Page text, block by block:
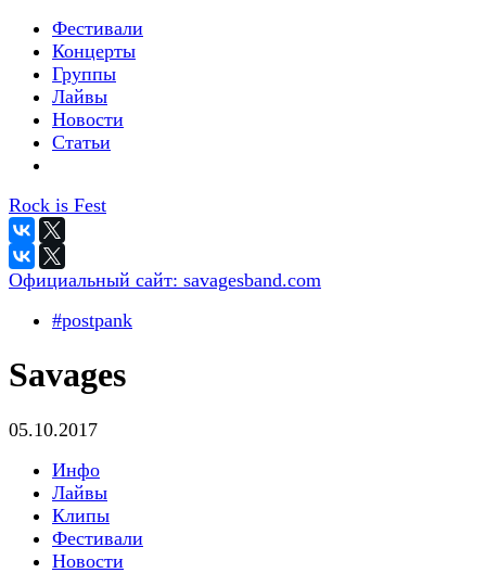
Фестивали
Концерты
Группы
Лайвы
Новости
Статьи
Rock is Fest
Официальный сайт: savagesband.com
#postpank
Savages
05.10.2017
Инфо
Лайвы
Клипы
Фестивали
Новости